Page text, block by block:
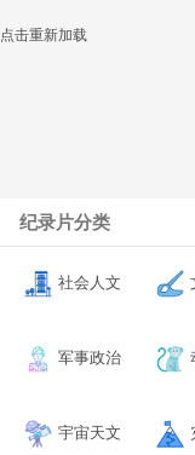
点击重新加载
纪录片分类
社会人文
军事政治
宇宙天文